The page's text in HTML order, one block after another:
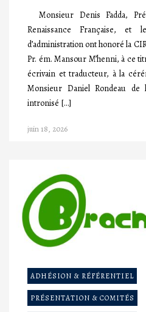
Monsieur Denis Fadda,
Renaissance Française, et
d’administration ont honoré la
Pr. ém. Mansour M’henni, à ce
écrivain et traducteur, à la
Monsieur Daniel Rondeau de
intronisé […]
juin 18, 2026
ADHÉSION & RÉFÉRENTIEL
PRÉSENTATION & COMITÉS